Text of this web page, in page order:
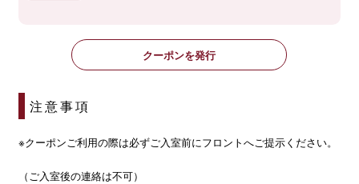
クーポンを発行
注意事項
※クーポンご利用の際は必ずご入室前にフロントへご提示ください。
（ご入室後の連絡は不可）